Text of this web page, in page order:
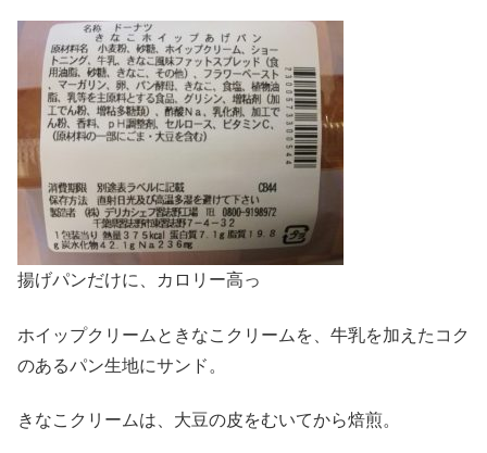
揚げパンだけに、カロリー高っ
ホイップクリームときなこクリームを、牛乳を加えたコク
のあるパン生地にサンド。
きなこクリームは、大豆の皮をむいてから焙煎。